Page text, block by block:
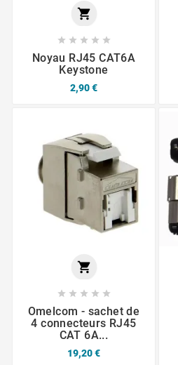

    
Noyau RJ45 CAT6A
Keystone
2,90 €

    
Omelcom - sachet de
4 connecteurs RJ45
CAT 6A...
19,20 €